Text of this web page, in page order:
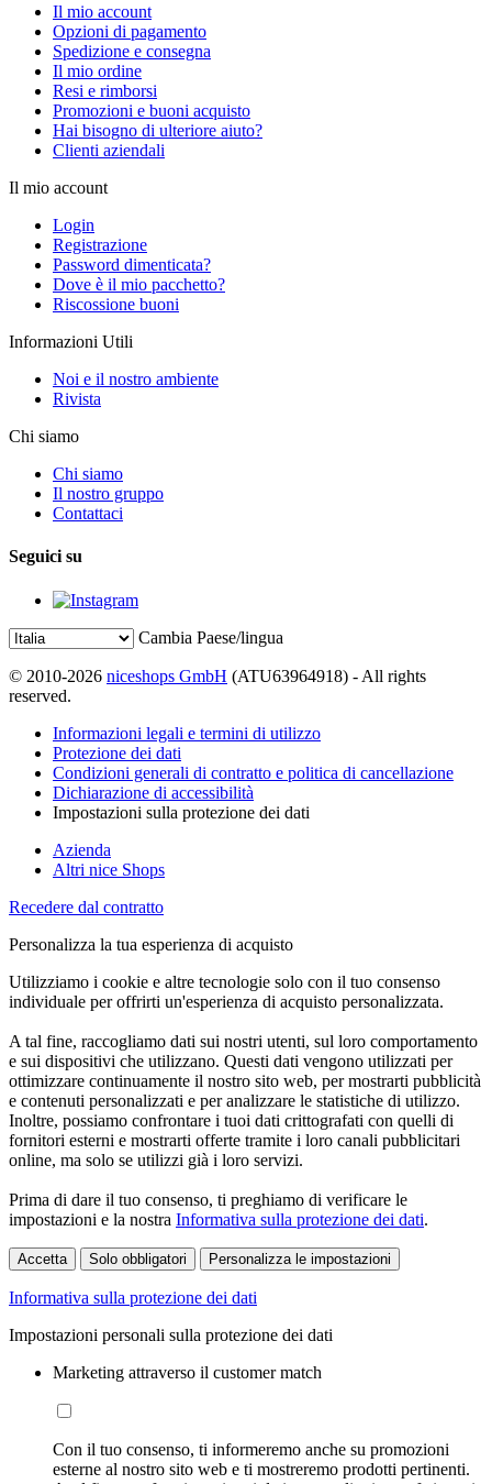
Il mio account
Opzioni di pagamento
Spedizione e consegna
Il mio ordine
Resi e rimborsi
Promozioni e buoni acquisto
Hai bisogno di ulteriore aiuto?
Clienti aziendali
Il mio account
Login
Registrazione
Password dimenticata?
Dove è il mio pacchetto?
Riscossione buoni
Informazioni Utili
Noi e il nostro ambiente
Rivista
Chi siamo
Chi siamo
Il nostro gruppo
Contattaci
Seguici su
Cambia Paese/lingua
© 2010-2026 niceshops GmbH (ATU63964918) - All rights
reserved.
Informazioni legali e termini di utilizzo
Protezione dei dati
Condizioni generali di contratto e politica di cancellazione
Dichiarazione di accessibilità
Impostazioni sulla protezione dei dati
Azienda
Altri nice Shops
Recedere dal contratto
Personalizza la tua esperienza di acquisto
Utilizziamo i cookie e altre tecnologie solo con il tuo consenso
individuale per offrirti un'esperienza di acquisto personalizzata.
A tal fine, raccogliamo dati sui nostri utenti, sul loro comportamento
e sui dispositivi che utilizzano. Questi dati vengono utilizzati per
ottimizzare continuamente il nostro sito web, per mostrarti pubblicità
e contenuti personalizzati e per analizzare le statistiche di utilizzo.
Inoltre, possiamo confrontare i tuoi dati crittografati con quelli di
fornitori esterni e mostrarti offerte tramite i loro canali pubblicitari
online, ma solo se utilizzi già i loro servizi.
Prima di dare il tuo consenso, ti preghiamo di verificare le
impostazioni e la nostra Informativa sulla protezione dei dati.
Accetta Solo obbligatori Personalizza le impostazioni
Informativa sulla protezione dei dati
Impostazioni personali sulla protezione dei dati
Marketing attraverso il customer match
Con il tuo consenso, ti informeremo anche su promozioni
esterne al nostro sito web e ti mostreremo prodotti pertinenti.